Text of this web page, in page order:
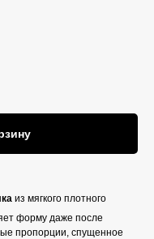
из мягкого плотного
форму даже после
пропорции, спущенное